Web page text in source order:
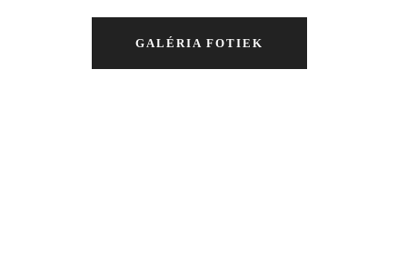
GALÉRIA FOTIEK